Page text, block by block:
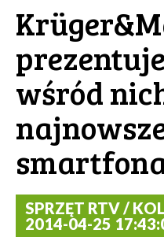
wśród
SPRZĘT RTV /
2014-04-25